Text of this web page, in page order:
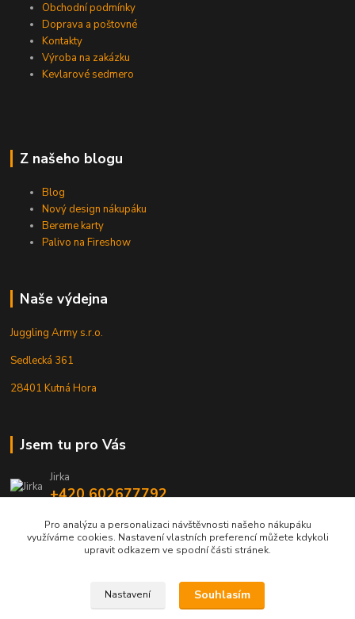
Obchodní podmínky
Doprava a poštovné
Kontakty
Výroba na zakázku
Kevlarové sedmero
Z našeho blogu
Blog
Nový design nákupáku
Bereme karty
Palivo na Fireshow
Naše výdejna
Juggling Army s.r.o.
Sedlecká 361
28401 Kutná Hora
Jsem tu pro Vás
Jirka
+420 602677792
info@jarmy.cz
Pro analýzu a personalizaci návštěvnosti našeho nákupáku
využíváme cookies. Nastavení vlastních preferencí můžete kdykoli
upravit odkazem ve spodní části stránek.
Nastavení Souhlasím